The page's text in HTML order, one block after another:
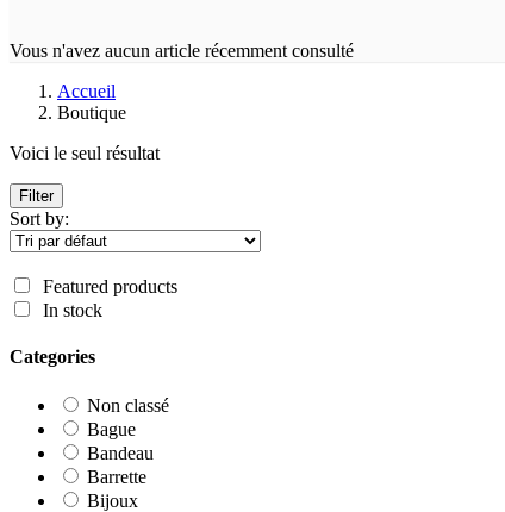
Vous n'avez aucun article récemment consulté
Accueil
Boutique
Voici le seul résultat
Filter
Sort by:
Featured products
In stock
Categories
Non classé
Bague
Bandeau
Barrette
Bijoux